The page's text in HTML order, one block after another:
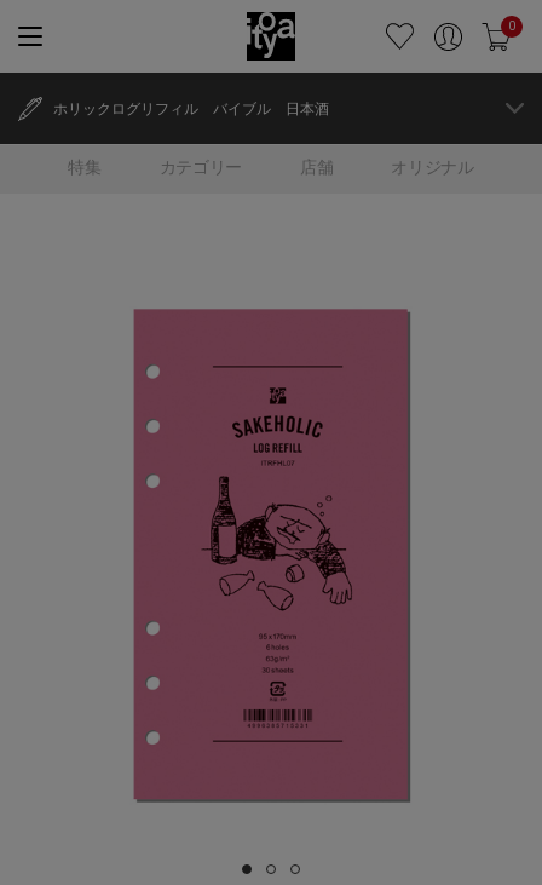
0
特集 カテゴリー 店舗 オリジナル
ホリックログリフィル バイブル 日本酒